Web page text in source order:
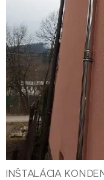
INŠTALÁCIA